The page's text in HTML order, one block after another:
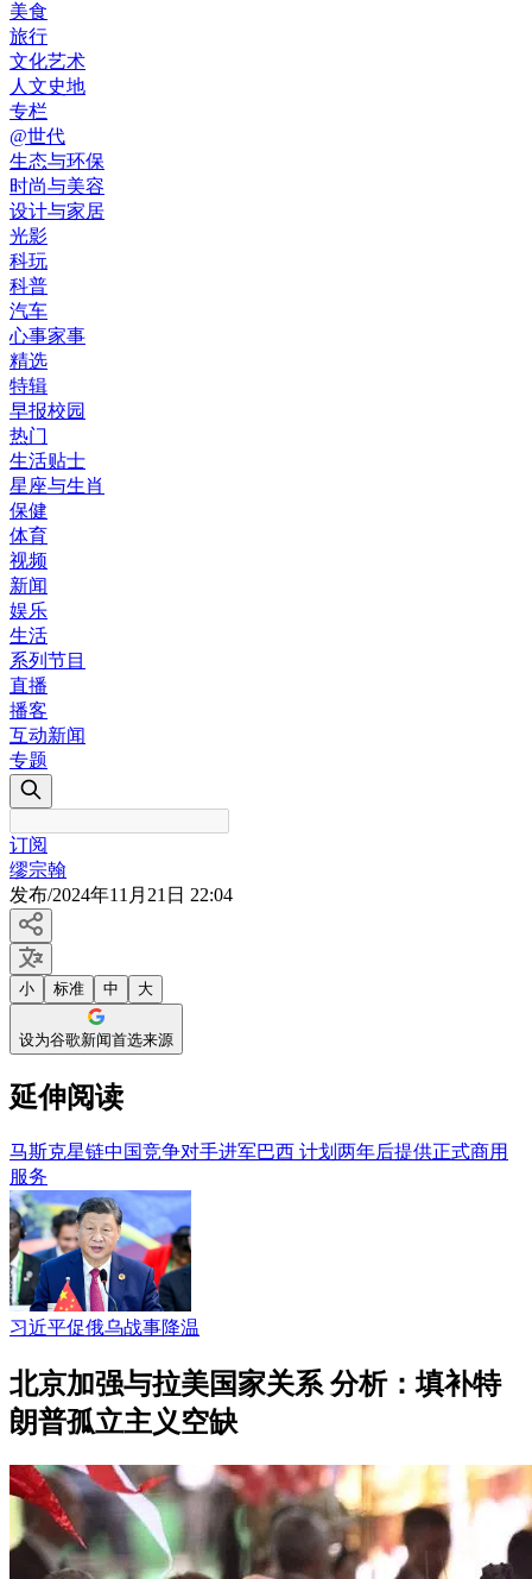
美食
旅行
文化艺术
人文史地
专栏
@世代
生态与环保
时尚与美容
设计与家居
光影
科玩
科普
汽车
心事家事
精选
特辑
早报校园
热门
生活贴士
星座与生肖
保健
体育
视频
新闻
娱乐
生活
系列节目
直播
播客
互动新闻
专题
订阅
缪宗翰
发布/2024年11月21日 22:04
小 标准 中 大
设为谷歌新闻首选来源
延伸阅读
马斯克星链中国竞争对手进军巴西 计划两年后提供正式商用
服务
习近平促俄乌战事降温
北京加强与拉美国家关系 分析：填补特
朗普孤立主义空缺